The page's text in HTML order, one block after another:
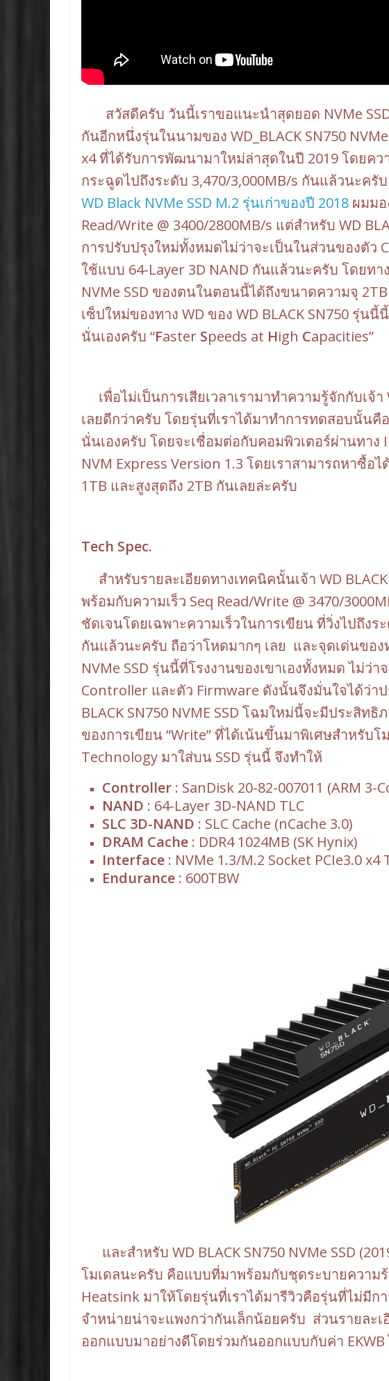
สวัสดีครับ วันนี้เราขอแนะนำสุดยอด NVMe
กันอีกหนึ่งรุ่นในนามของ WD_BLACK SN750
x4 ที่ได้รับการพัฒนามาใหม่ล่าสุดในปี 2019 โดยคว
กระฉูดไปถึงระดับ 3,470/3,000MB/s กันแล้วนะค
WD Black NVMe SSD M.2 รุ่นเก่าของปี 2018 ผมม
Read/Write @ 3400/2800MB/s แต่สำหรับ WD
การปรับปรุงใหม่ทั้งหมดไม่ว่าจะเป็นในส่วนของตัว
ใช้แบบ 64-Layer 3D NAND กันแล้วนะครับ โดยทา
NVMe SSD ของตนในตอนนี้ได้ถึงขนาดความจุ
เซ็ปใหม่ของทาง WD ของ WD BLACK SN750 รุ่
นั่นเองครับ “Faster Speeds at High Capacities”
เพื่อไม่เป็นการเสียเวลาเรามาทำความรู้จักกับเจ้า
เลยดีกว่าครับ โดยรุ่นที่เราได้มาทำการทดสอบนั้นคื
นั่นเองครับ โดยจะเชื่อมต่อกับคอมพิวเตอร์ผ่านทาง
NVM Express Version 1.3 โดยเราสามารถหาซื้อ
1TB และสูงสุดถึง 2TB กันเลยล่ะครับ
Tech Spec.
สำหรับรายละเอียดทางเทคนิคนั้นเจ้า WD
พร้อมกับความเร็ว Seq Read/Write @ 3470/
ชัดเจนโดยเฉพาะความเร็วในการเขียน ที่วิ่งไปถึงร
กันแล้วนะครับ ถือว่าโหดมากๆ เลย และจุดเด่นของ
NVMe SSD รุ่นนี้ที่โรงงานของเขาเองทั้งหมด ไม่ว่
Controller และตัว Firmware ดังนั้นจึงมั่นใจได้ว่า
BLACK SN750 NVME SSD โฉมใหม่นี้จะมีประสิท
ของการเขียน “Write” ที่ได้เน้นขึ้นมาพิเศษสำหรับโ
Technology มาใส่บน SSD รุ่นนี้ จึงทำให้
Controller : SanDisk 20-82-007011 (ARM 3-
NAND : 64-Layer 3D-NAND TLC
SLC 3D-NAND : SLC Cache (nCache 3.0)
DRAM Cache : DDR4 1024MB (SK Hynix)
Interface : NVMe 1.3/M.2 Socket PCIe3.0 x4
Endurance : 600TBW
และสำหรับ WD BLACK SN750 NVMe SSD
โมเดลนะครับ คือแบบที่มาพร้อมกับชุดระบายความ
Heatsink มาให้โดยรุ่นที่เราได้มารีวิวคือรุ่นที่ไม่มี
จำหน่ายน่าจะแพงกว่ากันเล็กน้อยครับ ส่วนรายละ
ออกแบบมาอย่างดีโดยร่วมกันออกแบบกับค่า